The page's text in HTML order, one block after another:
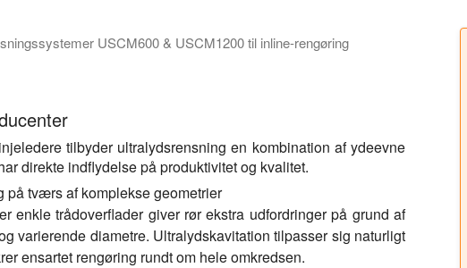
USCM600 & USCM1200 til inline-rengøring
USCM600 og USCM1200 til inline rengøring af ledninger og kabler
tilbyder ultralydsrensning en kombination af ydeevne
direkte indflydelse på produktivitet og kvalitet.
på tværs af komplekse geometrier
enkle trådoverflader giver rør ekstra udfordringer på grund af
varierende diametre. Ultralydskavitation tilpasser sig naturligt
ensartet rengøring rundt om hele omkredsen.